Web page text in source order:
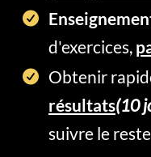
d'exercices,
Obtenir
résultats(10
suivre le